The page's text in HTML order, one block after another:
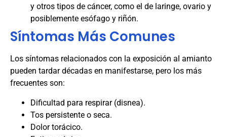
y otros tipos de cáncer, como el de laringe, ovario y
posiblemente esófago y riñón.
Síntomas Más Comunes
Los síntomas relacionados con la exposición al amianto
pueden tardar décadas en manifestarse, pero los más
frecuentes son:
Dificultad para respirar (disnea).
Tos persistente o seca.
Dolor torácico.